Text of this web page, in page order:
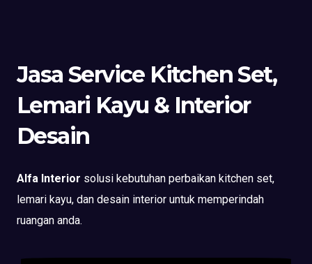
Jasa Service Kitchen Set,
Lemari Kayu & Interior
Desain
Alfa Interior solusi kebutuhan perbaikan kitchen set,
lemari kayu, dan desain interior untuk memperindah
ruangan anda.